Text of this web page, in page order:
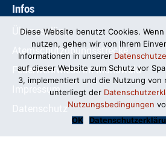
Infos
Übungspläne
Atemschutzübungsstrecke
Feuerwehrwiese im Mundwald
Impressum
Diese Website benutzt Cookies.
nutzen, gehen wir von Ihrem
Informationen in unserer
auf dieser Website zum Schutz vor
3, implementiert und die Nutzung von
unterliegt der
Nutzungsbedingungen
OK